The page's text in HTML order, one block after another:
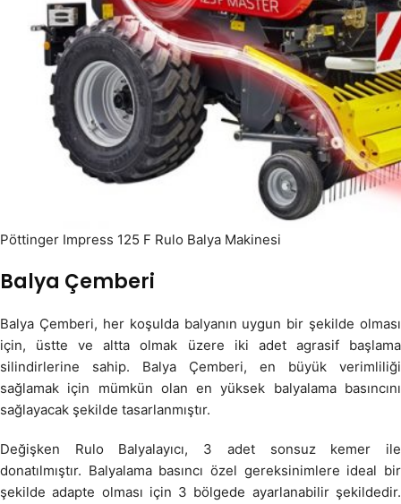
Pöttinger Impress 125 F Rulo Balya Makinesi
Balya Çemberi
Balya Çemberi, her koşulda balyanın uygun bir şekilde olması
için, üstte ve altta olmak üzere iki adet agrasif başlama
silindirlerine sahip. Balya Çemberi, en büyük verimliliği
sağlamak için mümkün olan en yüksek balyalama basıncını
sağlayacak şekilde tasarlanmıştır.
Değişken Rulo Balyalayıcı, 3 adet sonsuz kemer ile
donatılmıştır. Balyalama basıncı özel gereksinimlere ideal bir
şekilde adapte olması için 3 bölgede ayarlanabilir şekildedir.